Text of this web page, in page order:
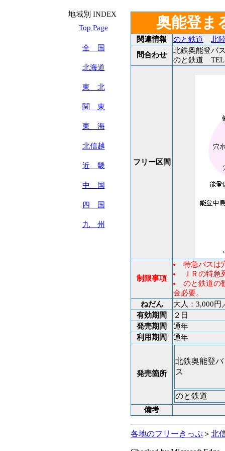
地域別 INDEX
Top Page
全 国
北海道
東 北
関 東
東 海
北信越
近 畿
中 国
四 国
九 州
奥能登ま
関連情報 のと鉄道
北
問合わせ
北鉄奥能登バ
のと鉄道
フリー区間
制限事項
特急バスは
ＪＲの特
のと鉄道の
金必要。
ねだん
大人：3,000円
有効期間
２日
発売期間
通年
利用期間
通年
発売箇所
北鉄奥能登バ
ス
のと鉄道
備考
各地のフリーきっぷ ＞ 北